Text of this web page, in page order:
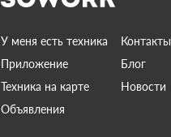
У меня есть техника
Контакты
Приложение
Блог
Техника на карте
Новости
Объявления